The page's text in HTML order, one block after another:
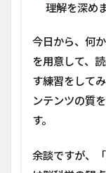
理解を深めま
今日から、何
を用意して、
す練習をして
ンテンツの質
す。
余談ですが、